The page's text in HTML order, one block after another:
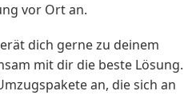
vor Ort an.
dich gerne zu deinem
mit dir die beste Lösung.
an, die sich an